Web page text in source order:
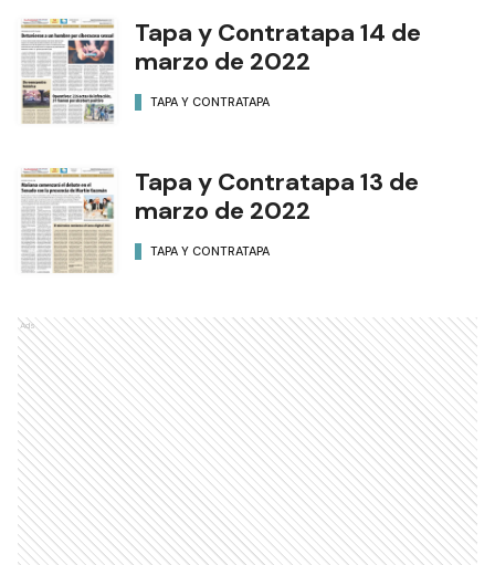
Tapa y Contratapa 14 de
marzo de 2022
TAPA Y CONTRATAPA
Tapa y Contratapa 13 de
marzo de 2022
TAPA Y CONTRATAPA
Ads